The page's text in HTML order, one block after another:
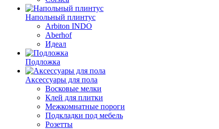
Напольный плинтус
Arbiton INDO
Aberhof
Идеал
Подложка
Аксессуары для пола
Восковые мелки
Клей для плитки
Межкомнатные пороги
Подкладки под мебель
Розетты